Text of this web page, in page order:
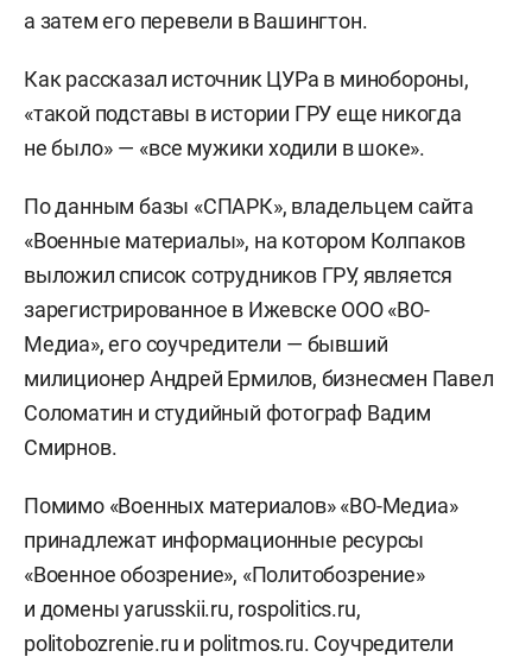
а затем его перевели в Вашингтон.
Как рассказал источник ЦУРа в минобороны,
«такой подставы в истории ГРУ еще никогда
не было» — «все мужики ходили в шоке».
По данным базы «СПАРК», владельцем сайта
«Военные материалы», на котором Колпаков
выложил список сотрудников ГРУ, является
зарегистрированное в Ижевске ООО «ВО-
Медиа», его соучредители — бывший
милиционер Андрей Ермилов, бизнесмен Павел
Соломатин и студийный фотограф Вадим
Смирнов.
Помимо «Военных материалов» «ВО-Медиа»
принадлежат информационные ресурсы
«Военное обозрение», «Политобозрение»
и домены yarusskii.ru, rospolitics.ru,
politobozrenie.ru и politmos.ru. Соучредители